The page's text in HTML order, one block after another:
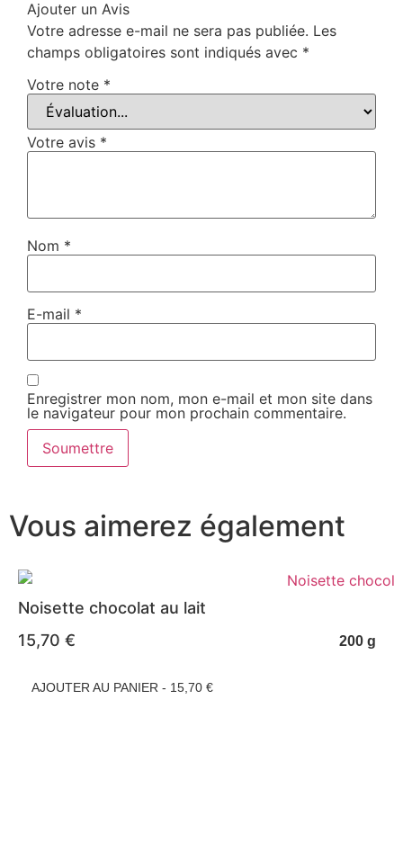
Ajouter un Avis
Votre adresse e-mail ne sera pas publiée. Les
champs obligatoires sont indiqués avec *
Votre note *
Votre avis *
Nom *
E-mail *
Enregistrer mon nom, mon e-mail et mon site dans
le navigateur pour mon prochain commentaire.
Vous aimerez également
Noisette chocolat au lait
15,70 € 200 g
AJOUTER AU PANIER - 15,70 €